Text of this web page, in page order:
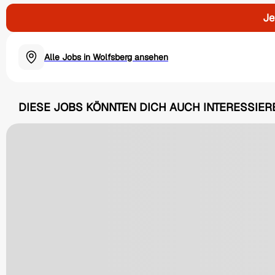
Alle Jobs in Wolfsberg ansehen
DIESE JOBS KÖNNTEN DICH AUCH